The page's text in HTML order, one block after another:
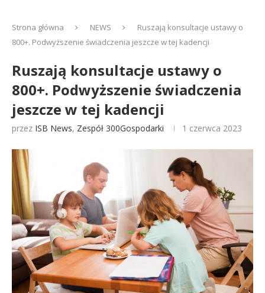
Strona główna NEWS
Ruszają konsultacje ustawy o
800+. Podwyższenie świadczenia jeszcze w tej kadencji
Ruszają konsultacje ustawy o
800+. Podwyższenie świadczenia
jeszcze w tej kadencji
przez ISB News, Zespół 300Gospodarki 1 czerwca 2023